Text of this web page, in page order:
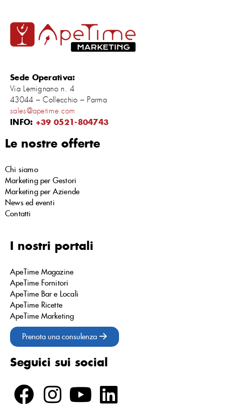
Sede Operativa:
Via Lemignano n. 4
43044 – Collecchio – Parma
sales@apetime.com
INFO: +39 0521-804743
Le nostre offerte
Chi siamo
Marketing per Gestori
Marketing per Aziende
News ed eventi
Contatti
I nostri portali
ApeTime Magazine
ApeTime Fornitori
ApeTime Bar e Locali
ApeTime Ricette
ApeTime Marketing
Prenota una consulenza
Seguici sui social